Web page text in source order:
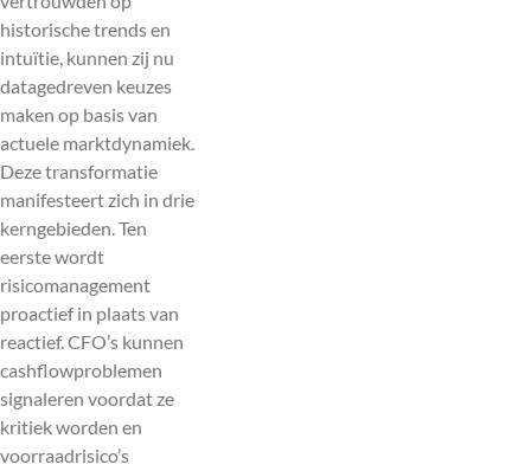
historische trends en
intuïtie, kunnen zij nu
datagedreven keuzes
maken op basis van
actuele marktdynamiek.
Deze transformatie
manifesteert zich in drie
kerngebieden. Ten
eerste wordt
risicomanagement
proactief in plaats van
reactief. CFO’s kunnen
cashflowproblemen
signaleren voordat ze
kritiek worden en
voorraadrisico’s